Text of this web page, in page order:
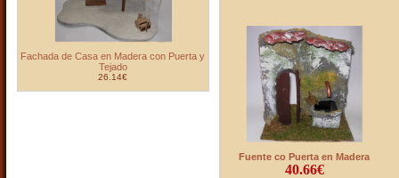
Fachada de Casa en Madera con Puerta y
Tejado
26.14€
Fuente co Puerta en Madera
40.66€